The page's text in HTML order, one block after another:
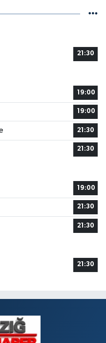
21:30
19:00
19:00
21:30
21:30
19:00
21:30
21:30
21:30